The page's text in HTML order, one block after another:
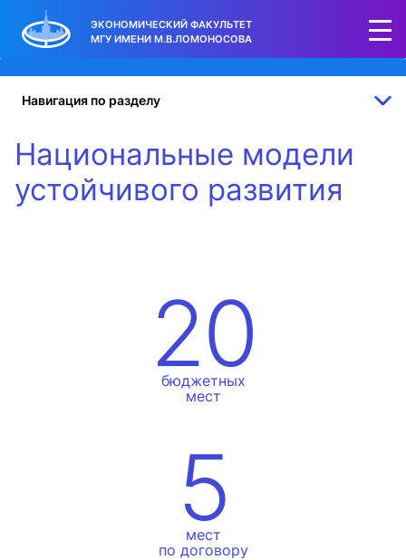
ЭКОНОМИЧЕСКИЙ ФАКУЛЬТЕТ
МГУ ИМЕНИ М.В.ЛОМОНОСОВА
Навигация по разделу
Национальные модели
устойчивого развития
20
бюджетных
мест
5
мест
по договору